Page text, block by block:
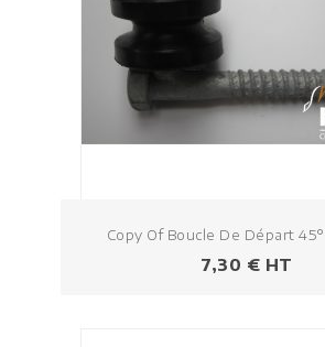
Copy Of Boucle De Départ
Prezzo
7,30 € HT